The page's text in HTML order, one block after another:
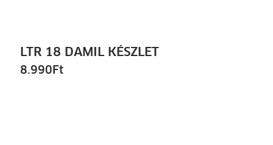
LTR 18 DAMIL KÉSZLET
8.990 Ft